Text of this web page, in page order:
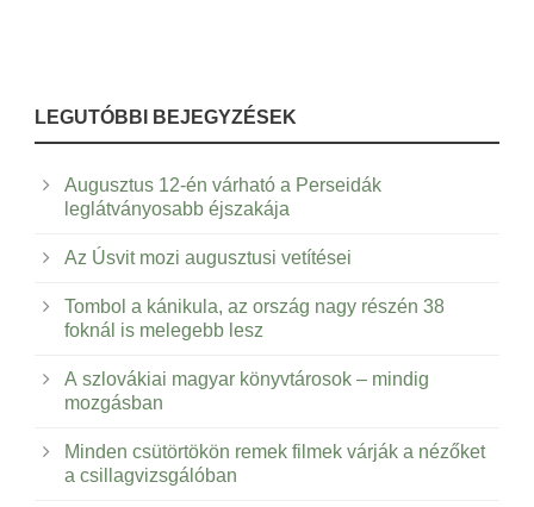
LEGUTÓBBI BEJEGYZÉSEK
Augusztus 12-én várható a Perseidák
leglátványosabb éjszakája
Az Úsvit mozi augusztusi vetítései
Tombol a kánikula, az ország nagy részén 38
foknál is melegebb lesz
A szlovákiai magyar könyvtárosok – mindig
mozgásban
Minden csütörtökön remek filmek várják a nézőket
a csillagvizsgálóban